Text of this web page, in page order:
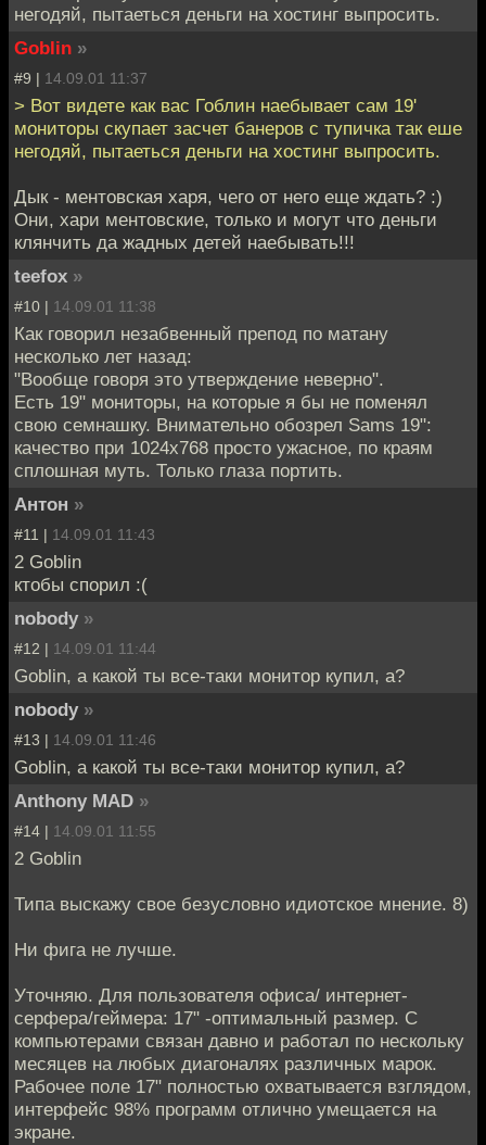
негодяй, пытаеться деньги на хостинг выпросить.
Goblin »
#9 | 14.09.01 11:37
> Вот видете как вас Гоблин наебывает сам 19'
мониторы скупает засчет банеров с тупичка так еше
негодяй, пытаеться деньги на хостинг выпросить.
Дык - ментовская харя, чего от него еще ждать? :)
Они, хари ментовские, только и могут что деньги
клянчить да жадных детей наебывать!!!
teefox »
#10 | 14.09.01 11:38
Как говорил незабвенный препод по матану
несколько лет назад:
"Вообще говоря это утверждение неверно".
Есть 19" мониторы, на которые я бы не поменял
свою семнашку. Внимательно обозрел Sams 19":
качество при 1024x768 просто ужасное, по краям
сплошная муть. Только глаза портить.
Антон »
#11 | 14.09.01 11:43
2 Goblin
ктобы спорил :(
nobody »
#12 | 14.09.01 11:44
Goblin, а какой ты все-таки монитор купил, а?
nobody »
#13 | 14.09.01 11:46
Goblin, а какой ты все-таки монитор купил, а?
Anthony MAD »
#14 | 14.09.01 11:55
2 Goblin
Типа выскажу свое безусловно идиотское мнение. 8)
Ни фига не лучше.
Уточняю. Для пользователя офиса/ интернет-
серфера/геймера: 17" -оптимальный размер. С
компьютерами связан давно и работал по нескольку
месяцев на любых диагоналях различных марок.
Рабочее поле 17" полностью охватывается взглядом,
интерфейс 98% программ отлично умещается на
экране.